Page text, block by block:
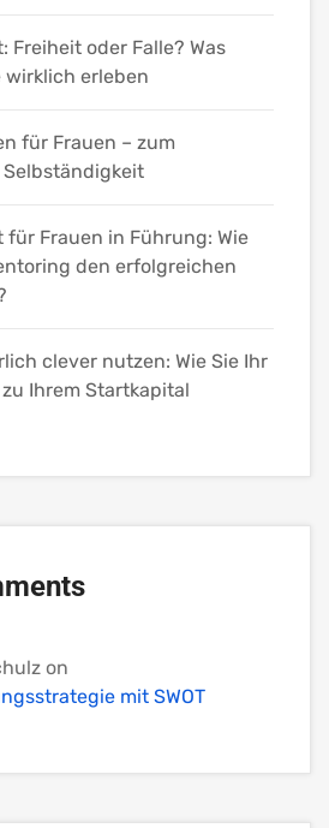
Freiheit oder Falle? Was
wirklich erleben
für Frauen – zum
Frauen in Führung: Wie
den erfolgreichen
clever nutzen: Wie Sie Ihr
Ihrem Startkapital
on
mit SWOT